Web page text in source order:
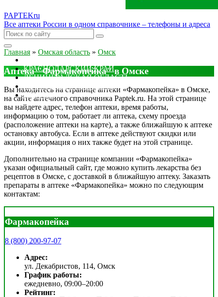
PAPTEKru
Все аптеки России в одном справочнике – телефоны и адреса
КРАСНОДАРСКИЙ КРАЙ
ЛЕНИНГРАДСКАЯ ОБЛАСТЬ
ДРУГИЕ
Главная » Омская область » Омск
Аптека "Фармакопейка" в Омске
Вы находитесь на странице аптеки «Фармакопейка» в Омске,
на сайте аптечного справочника Paptek.ru. На этой странице
вы найдете адрес, телефон аптеки, время работы,
информацию о том, работает ли аптека, схему проезда
(расположение аптеки на карте), а также ближайшую к аптеке
остановку автобуса. Если в аптеке действуют скидки или
акции, информация о них также будет на этой странице.
Дополнительно на странице компании «Фармакопейка»
указан официальный сайт, где можно купить лекарства без
рецептов в Омске, с доставкой в ближайшую аптеку. Заказать
препараты в аптеке «Фармакопейка» можно по следующим
контактам:
Фармакопейка
8 (800) 200-97-07
Адрес:
ул. Декабристов, 114, Омск
График работы:
ежедневно, 09:00–20:00
Рейтинг: